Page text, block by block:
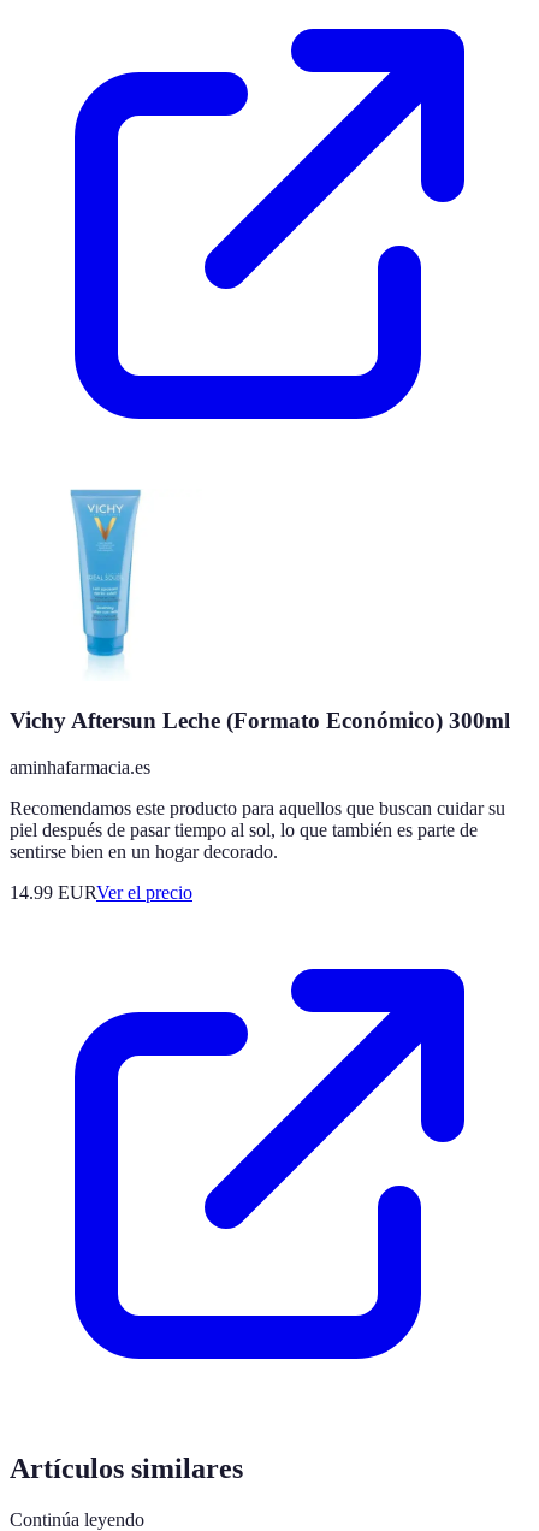
Vichy Aftersun Leche (Formato Económico) 300ml
aminhafarmacia.es
Recomendamos este producto para aquellos que buscan cuidar su
piel después de pasar tiempo al sol, lo que también es parte de
sentirse bien en un hogar decorado.
14.99 EURVer el precio
Artículos similares
Continúa leyendo